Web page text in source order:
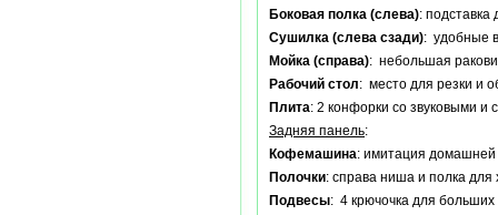
Боковая полка (слева): подставка
Сушилка (слева сзади): удобные
Мойка (справа): небольшая
Рабочий стол: место для резки и
Плита: 2 конфорки со звуковыми
Задняя панель:
Кофемашина: имитация
Полочки: справа ниша и полка для
Подвесы: 4 крючочка для